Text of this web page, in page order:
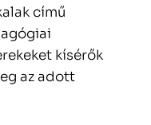
című
kísérők
az adott